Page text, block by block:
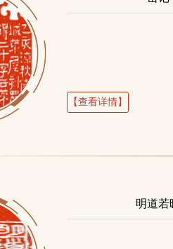
【查看详情】
明道若